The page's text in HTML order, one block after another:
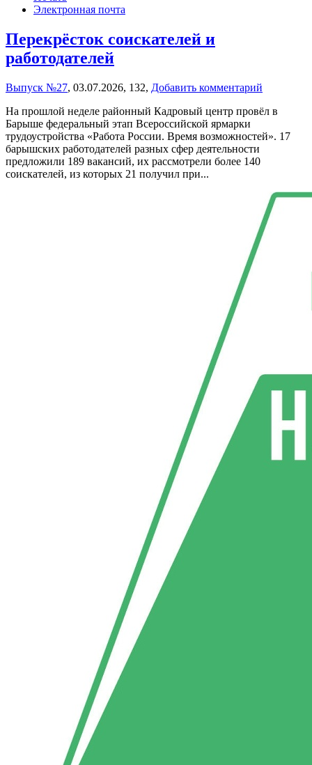
Электронная почта
Перекрёсток соискателей и
работодателей
Выпуск №27, 03.07.2026, 132, Добавить комментарий
На прошлой неделе районный Кадровый центр провёл в
Барыше федеральный этап Всероссийской ярмарки
трудоустройства «Работа России. Время возможностей». 17
барышских работодателей разных сфер деятельности
предложили 189 вакансий, их рассмотрели более 140
соискателей, из которых 21 получил при...